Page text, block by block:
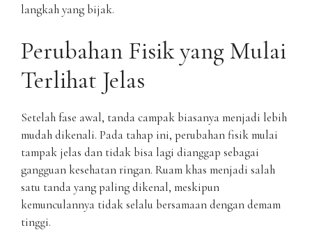
langkah yang bijak.
Perubahan Fisik yang Mulai
Terlihat Jelas
Setelah fase awal, tanda campak biasanya menjadi lebih
mudah dikenali. Pada tahap ini, perubahan fisik mulai
tampak jelas dan tidak bisa lagi dianggap sebagai
gangguan kesehatan ringan. Ruam khas menjadi salah
satu tanda yang paling dikenal, meskipun
kemunculannya tidak selalu bersamaan dengan demam
tinggi.